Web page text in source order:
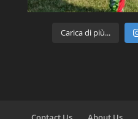
Carica di più...